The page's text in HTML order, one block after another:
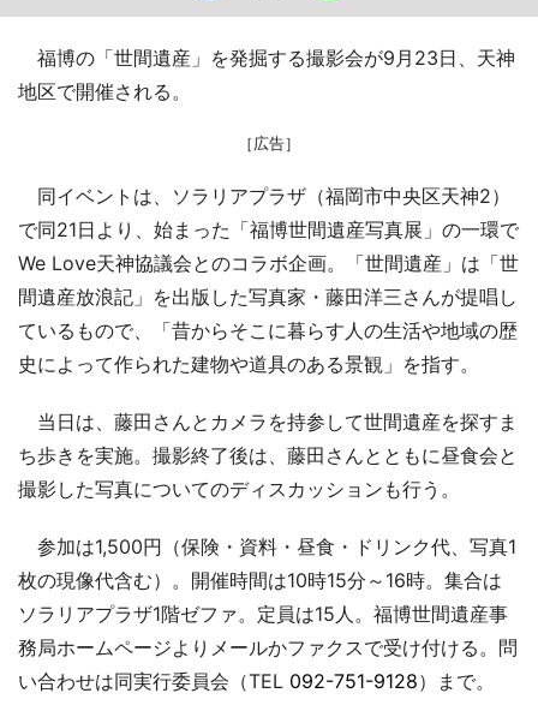
福博の「世間遺産」を発掘する撮影会が9月23日、天神
地区で開催される。
［広告］
同イベントは、ソラリアプラザ（福岡市中央区天神2）
で同21日より、始まった「福博世間遺産写真展」の一環で
We Love天神協議会とのコラボ企画。「世間遺産」は「世
間遺産放浪記」を出版した写真家・藤田洋三さんが提唱し
ているもので、「昔からそこに暮らす人の生活や地域の歴
史によって作られた建物や道具のある景観」を指す。
当日は、藤田さんとカメラを持参して世間遺産を探すま
ち歩きを実施。撮影終了後は、藤田さんとともに昼食会と
撮影した写真についてのディスカッションも行う。
参加は1,500円（保険・資料・昼食・ドリンク代、写真1
枚の現像代含む）。開催時間は10時15分～16時。集合は
ソラリアプラザ1階ゼファ。定員は15人。福博世間遺産事
務局ホームページよりメールかファクスで受け付ける。問
い合わせは同実行委員会（TEL 092-751-9128）まで。